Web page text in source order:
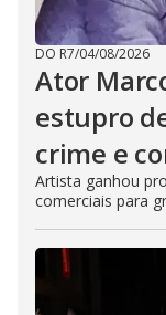
DO R7/04/08/2026
Ator
estupro
crime e
Artista ganhou
comerciais para